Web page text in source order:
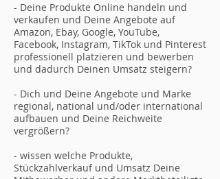
- Deine Produkte Online handeln und
verkaufen und Deine Angebote auf
Amazon, Ebay, Google, YouTube,
Facebook, Instagram, TikTok und Pinterest
professionell platzieren und bewerben
und dadurch Deinen Umsatz steigern?
- Dich und Deine Angebote und Marke
regional, national und/oder international
aufbauen und Deine Reichweite
vergrößern?
- wissen welche Produkte,
Stückzahlverkauf und Umsatz Deine